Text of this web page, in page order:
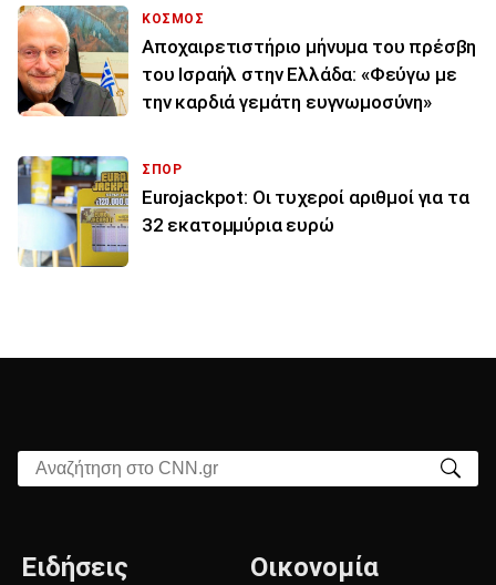
ΚΟΣΜΟΣ
Αποχαιρετιστήριο μήνυμα του πρέσβη
του Ισραήλ στην Ελλάδα: «Φεύγω με
την καρδιά γεμάτη ευγνωμοσύνη»
ΣΠΟΡ
Eurojackpot: Οι τυχεροί αριθμοί για τα
32 εκατoμμύρια ευρώ
Αναζήτηση στο CNN.gr
Ειδήσεις Οικονομία